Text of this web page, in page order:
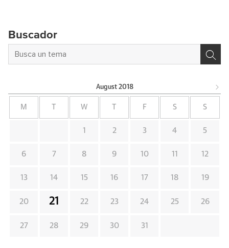
Buscador
August 2018
M W F S S
1 2 3 4 5
6 7 8 9 10 11 12
13 14 15 16 17 18 19
20 21 22 23 24 25 26
27 28 29 30 31